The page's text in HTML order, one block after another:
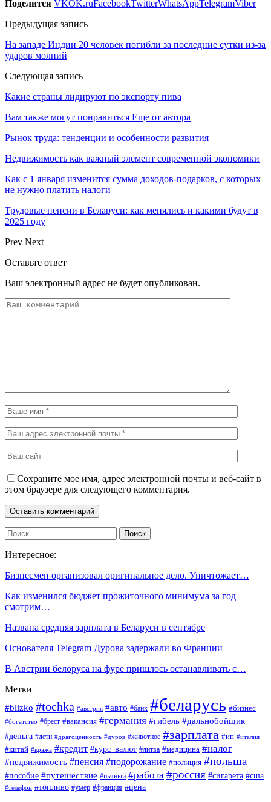
Поделится VKOK.ruFacebookTwitterWhatsAppTelegramViber
Предыдущая запись
На западе Индии 20 человек погибли за последние сутки из-за
ударов молний
Следующая запись
Какие страны лидируют по экспорту пива
Вам также могут понравиться Еще от автора
Рынок труда: тенденции и особенности развития
Недвижимость как важный элемент современной экономики
Как с 1 января изменится сумма доходов-подарков, с которых
не нужно платить налоги
Трудовые пенсии в Беларуси: как менялись и какими будут в
2025 году
Prev Next
Оставьте ответ
Ваш электронный адрес не будет опубликован.
Сохраните мое имя, адрес электронной почты и веб-сайт в
этом браузере для следующего комментария.
Интересное:
Бизнесмен организовал оригинальное дело. Уничтожает…
Как изменился бюджет прожиточного минимума за год –
смотрим…
Названа средняя зарплата в Беларуси в сентябре
Основателя Telegram Дурова задержали во Франции
В Австрии белоруса на фуре пришлось останавливать с…
Метки
#blizko #tochka #австрия #авто #банк #беларусь #бизнес
#богатство #брест #вакансия #германия #гибель #дальнобойщик
#деньга #дети #драгоценность #дуров #животное #зарплата #ип #италия
#китай #кража #кредит #курс_валют #литва #медицина #налог
#недвижимость #пенсия #подорожание #полиция #польша
#пособие #путешествие #пьяный #работа #россия #сигарета #сша
#телефон #топливо #умер #франция #цена